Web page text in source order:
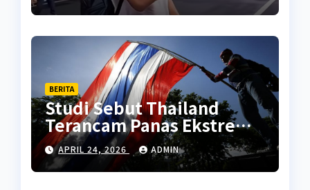
BERITA
Studi Sebut Thailand
Terancam Panas Ekstrem
Setara Sahara Tahun 2070
APRIL 24, 2026 ADMIN